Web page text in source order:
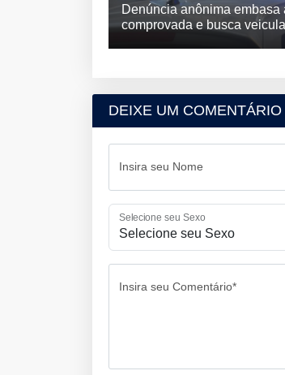
Denúncia anônima embasa
comprovada e busca
DEIXE UM COMENTÁRIO
Insira seu Nome
Selecione seu Sexo
Insira seu Comentário*